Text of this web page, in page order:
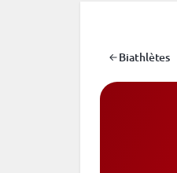
Biathlètes